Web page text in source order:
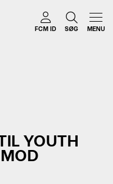
FCM ID SØG MENU
YOUTH